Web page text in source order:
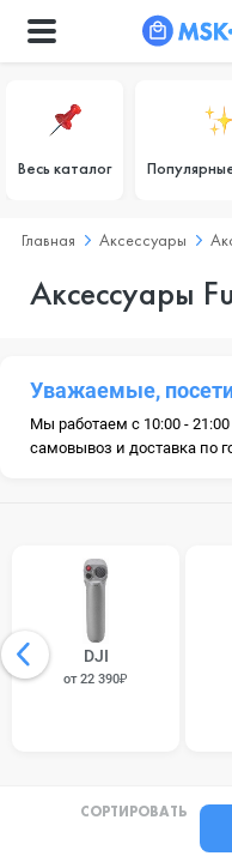
Весь каталог
Главная Аксессуары
Аксессуары
Уважаемые,
Мы работаем с 10:00 -
самовывоз и доставка по
DJI
от 22 390₽
СОРТИРОВАТЬ